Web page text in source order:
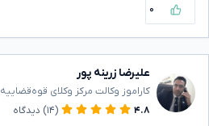
۰
علیرضا زرینه پور
کاراموز وکالت مرکز وکلای قوه‌قضاییه
۴.۸
(۱۴) دیدگاه